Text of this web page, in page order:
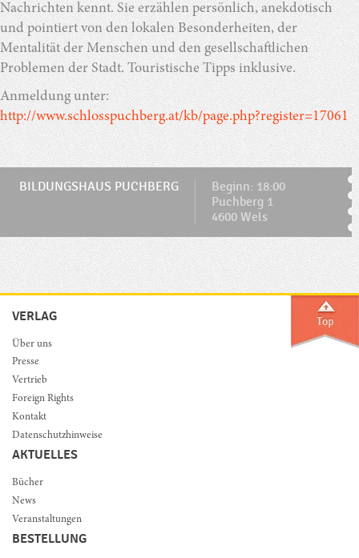
Nachrichten kennt. Sie erzählen persönlich, anekdotisch
und pointiert von den lokalen Besonderheiten, der
Mentalität der Menschen und den gesellschaftlichen
Problemen der Stadt. Touristische Tipps inklusive.
Anmeldung unter:
http://www.schlosspuchberg.at/kb/page.php?register=17061
BILDUNGSHAUS PUCHBERG
Beginn: 18:00
Puchberg 1
4600 Wels
VERLAG
Über uns
Presse
Vertrieb
Foreign Rights
Kontakt
Datenschutzhinweise
AKTUELLES
Bücher
News
Veranstaltungen
BESTELLUNG